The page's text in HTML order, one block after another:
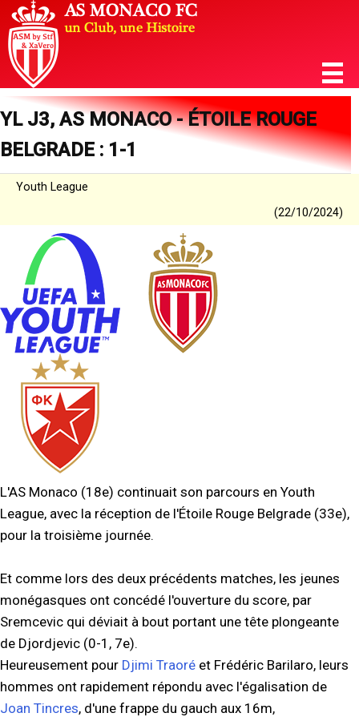
YL J3, AS MONACO - ÉTOILE ROUGE
BELGRADE : 1-1
Youth League
(22/10/2024)
L'AS Monaco (18e) continuait son parcours en Youth
League, avec la réception de l'Étoile Rouge Belgrade (33e),
pour la troisième journée.
Et comme lors des deux précédents matches, les jeunes
monégasques ont concédé l'ouverture du score, par
Sremcevic qui déviait à bout portant une tête plongeante
de Djordjevic (0-1, 7e).
Heureusement pour Djimi Traoré et Frédéric Barilaro, leurs
hommes ont rapidement répondu avec l'égalisation de
Joan Tincres, d'une frappe du gauch aux 16m,